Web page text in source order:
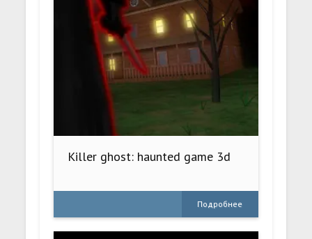
Killer ghost: haunted game 3d
Подробнее